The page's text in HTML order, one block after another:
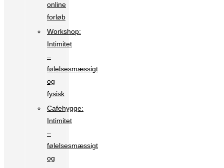
online
forløb
Workshop:
Intimitet
–
følelsesmæssigt
og
fysisk
Cafehygge:
Intimitet
–
følelsesmæssigt
og